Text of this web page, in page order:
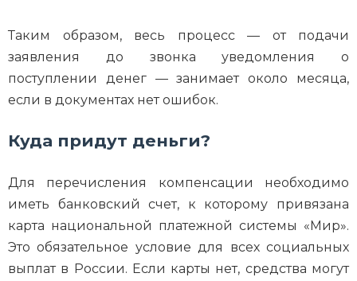
Таким образом, весь процесс — от подачи
заявления до звонка уведомления о
поступлении денег — занимает около месяца,
если в документах нет ошибок.
Куда придут деньги?
Для перечисления компенсации необходимо
иметь банковский счет, к которому привязана
карта национальной платежной системы «Мир».
Это обязательное условие для всех социальных
выплат в России. Если карты нет, средства могут